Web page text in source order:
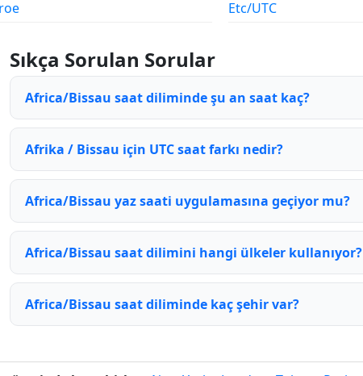
Etc/UTC
Sıkça Sorulan Sorular
Africa/Bissau saat diliminde şu an saat kaç?
Afrika / Bissau için UTC saat farkı nedir?
Africa/Bissau yaz saati uygulamasına geçiyor mu?
Africa/Bissau saat dilimini hangi ülkeler kullanıyor?
Africa/Bissau saat diliminde kaç şehir var?